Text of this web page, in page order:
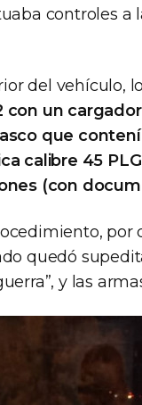
controles a
del vehículo,
con un
que
calibre 45
(con
por
quedó
y las